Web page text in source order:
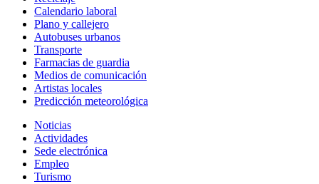
Calendario laboral
Plano y callejero
Autobuses urbanos
Transporte
Farmacias de guardia
Medios de comunicación
Artistas locales
Predicción meteorológica
Noticias
Actividades
Sede electrónica
Empleo
Turismo